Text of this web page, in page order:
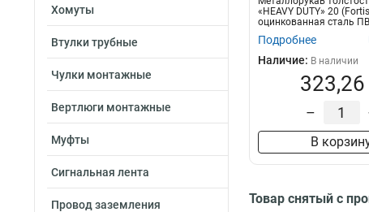
Хомуты
Втулки трубные
Чулки монтажные
Вертлюги монтажные
Муфты
Сигнальная лента
Провод заземления
«HEAVY DUTY» 20
оцинкованная сталь
Подробнее
Наличие: В наличии
323,26
–
В
Товар снятый с